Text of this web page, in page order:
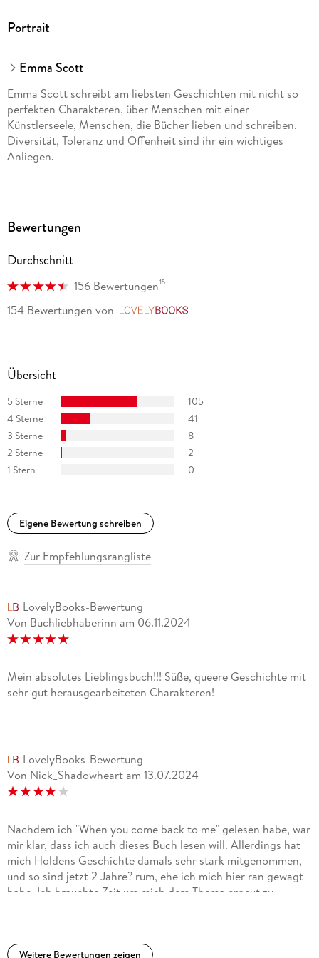
Portrait
Emma Scott
Emma Scott schreibt am liebsten Geschichten mit nicht so
perfekten Charakteren, über Menschen mit einer
Künstlerseele, Menschen, die Bücher lieben und schreiben.
Diversität, Toleranz und Offenheit sind ihr ein wichtiges
Anliegen.
Bewertungen
Durchschnitt
156 Bewertungen15
154 Bewertungen von
Übersicht
5 Sterne
105
4 Sterne
41
3 Sterne
8
2 Sterne
2
1 Stern
0
Eigene Bewertung schreiben
Zur Empfehlungsrangliste
LovelyBooks-Bewertung
Von Buchliebhaberinn am 06.11.2024
Mein absolutes Lieblingsbuch!!! Süße, queere Geschichte mit
sehr gut herausgearbeiteten Charakteren!
LovelyBooks-Bewertung
Von Nick_Shadowheart am 13.07.2024
Nachdem ich "When you come back to me" gelesen habe, war
mir klar, dass ich auch dieses Buch lesen will. Allerdings hat
mich Holdens Geschichte damals sehr stark mitgenommen,
und so sind jetzt 2 Jahre? rum, ehe ich mich hier ran gewagt
habe. Ich brauchte Zeit um mich dem Thema erneut zu
unterschiedliche Ansätze gewählt wurden. Beide gehen mit
Weitere Bewertungen zeigen